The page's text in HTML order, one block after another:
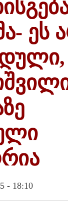
ეს
- 18:10